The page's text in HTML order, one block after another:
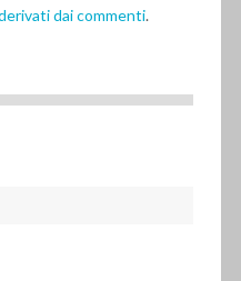
dai commenti.